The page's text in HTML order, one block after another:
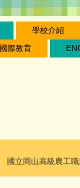
學校介紹
國際教育
國立岡山高級農工